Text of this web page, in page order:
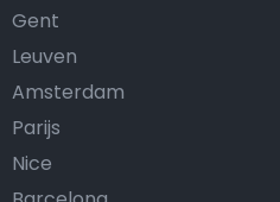
Gent
Leuven
Amsterdam
Parijs
Nice